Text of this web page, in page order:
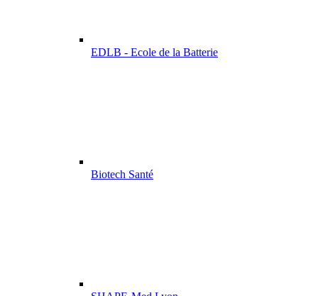
EDLB - Ecole de la Batterie
Biotech Santé